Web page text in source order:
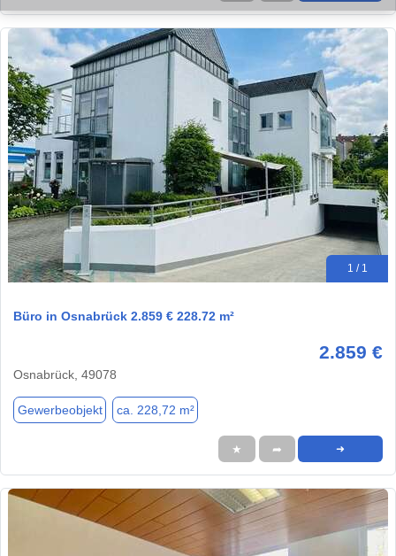
1 / 1
Büro in Osnabrück 2.859 € 228.72 m²
2.859 €
Osnabrück, 49078
Gewerbeobjekt ca. 228,72 m²
★ ➦ ➜